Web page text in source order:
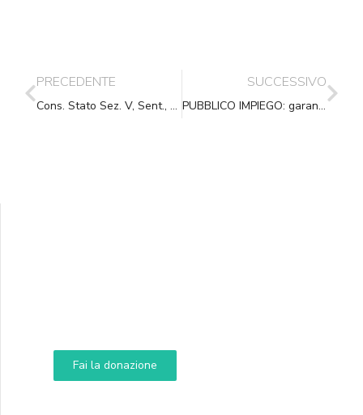
PRECEDENTE
Cons. Stato Sez. V, Sent., (ud. 23-07-2013) 09-10-2013, n. 4968
SUCCESSIVO
PUBBLICO IMPIEGO: garantito l’accesso ai documenti amministrativi
Fai la donazione